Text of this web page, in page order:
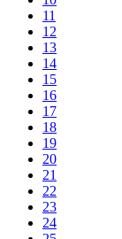
11
12
13
14
15
16
17
18
19
20
21
22
23
24